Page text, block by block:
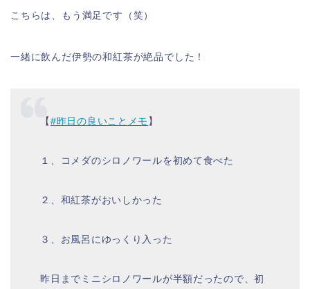
こちらは、もう満足です（笑）
一緒に飲んだ伊勢の和紅茶が絶品でした！
【#昨日の良いことメモ 】
１、コメダのシロノワールを初めて食べた
２、和紅茶がおいしかった
３、お風呂にゆっくり入った
昨日までミニシロノワールが半額だったので、初